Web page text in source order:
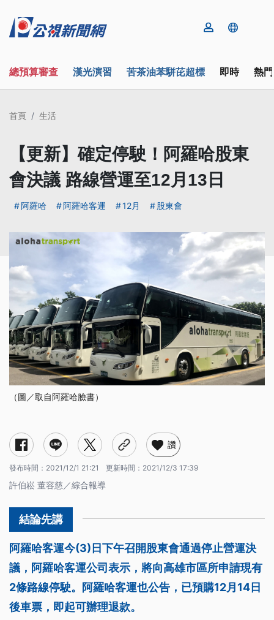
總預算審查 漢光演習 苦茶油苯駢芘超標 即時 熱
首頁 生活
【更新】確定停駛！阿羅哈股東
會決議 路線營運至12月13日
阿羅哈 阿羅哈客運 12月 股東會
（圖／取自阿羅哈臉書）
讚
發布時間： 2021/12/1 21:21 更新時間： 2021/12/3 17:39
許伯崧 董容慈／綜合報導
阿羅哈客運今(3)日下午召開股東會通過停止營運決
議，阿羅哈客運公司表示，將向高雄市區所申請現有
2條路線停駛。阿羅哈客運也公告，已預購12月14日
後車票，即起可辦理退款。